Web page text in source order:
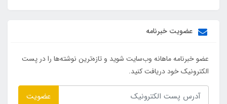
عضویت خبرنامه
عضو خبرنامه ماهانه وب‌سایت شوید و تازه‌ترین نوشته‌ها را در پست
الکترونیک خود دریافت کنید.
عضویت